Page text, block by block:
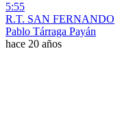
5:55
R.T. SAN FERNANDO
Pablo Tárraga Payán
hace 20 años